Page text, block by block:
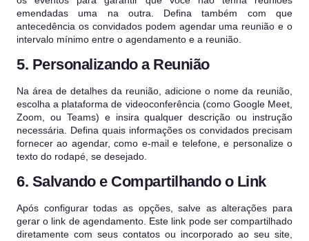
emendadas uma na outra. Defina também com que
antecedência os convidados podem agendar uma reunião e o
intervalo mínimo entre o agendamento e a reunião.
5. Personalizando a Reunião
Na área de detalhes da reunião, adicione o nome da reunião,
escolha a plataforma de videoconferência (como Google Meet,
Zoom, ou Teams) e insira qualquer descrição ou instrução
necessária. Defina quais informações os convidados precisam
fornecer ao agendar, como e-mail e telefone, e personalize o
texto do rodapé, se desejado.
6. Salvando e Compartilhando o Link
Após configurar todas as opções, salve as alterações para
gerar o link de agendamento. Este link pode ser compartilhado
diretamente com seus contatos ou incorporado ao seu site,